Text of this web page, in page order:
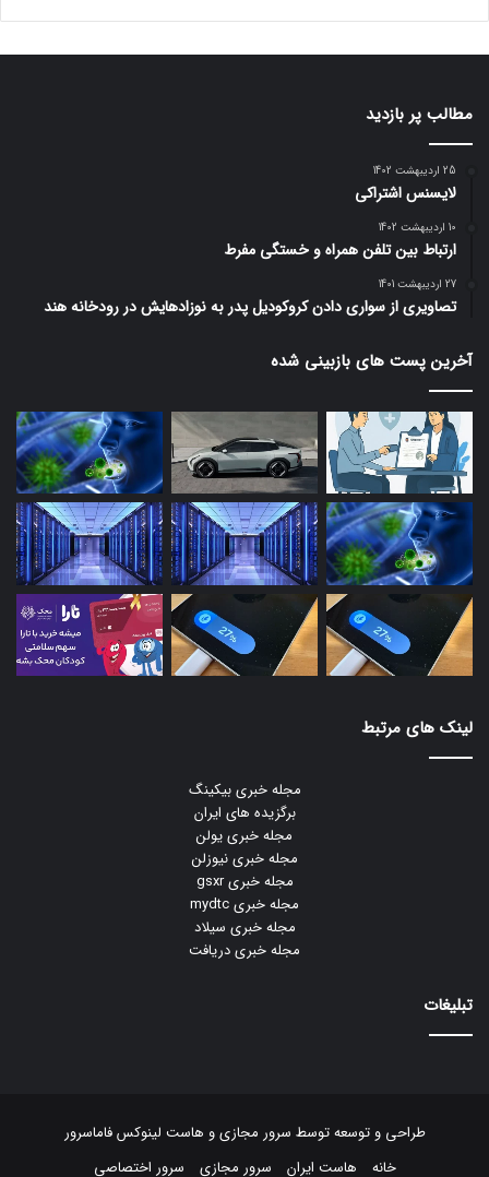
مطالب پر بازدید
25 اردیبهشت 1402
لایسنس اشتراکی
10 اردیبهشت 1402
ارتباط بین تلفن همراه و خستگی مفرط
27 اردیبهشت 1401
تصاویری از سواری دادن کروکودیل پدر به نوزادهایش در رودخانه هند
آخرین پست های بازبینی شده
لینک های مرتبط
مجله خبری بیکینگ
برگزیده های ایران
مجله خبری یولن
مجله خبری نیوزلن
مجله خبری gsxr
مجله خبری mydtc
مجله خبری سیلاد
مجله خبری دریافت
تبلیغات
طراحی و توسعه توسط سرور مجازیو هاست لینوکسفاماسرور
خانه
هاست ایران سرور مجازی سرور اختصاصی